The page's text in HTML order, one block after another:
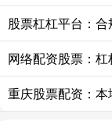
股票杠杠平台：
网络配资股票：
重庆股票配资：